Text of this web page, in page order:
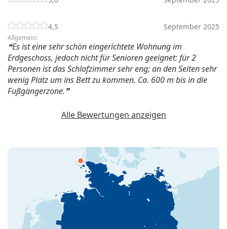
4,5 September 2025
Allgemein:
Es ist eine sehr schön eingerichtete Wohnung im
Erdgeschoss, jedoch nicht für Senioren geeignet: für 2
Personen ist das Schlafzimmer sehr eng; an den Seiten sehr
wenig Platz um ins Bett zu kommen. Ca. 600 m bis in die
Fußgängerzone.
Alle Bewertungen anzeigen